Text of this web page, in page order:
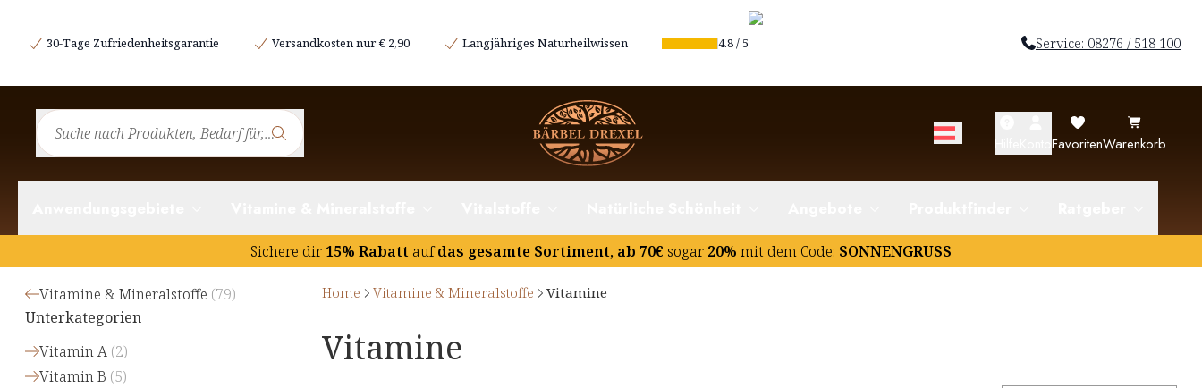
30-Tage Zufriedenheitsgarantie Versandkosten nur € 2,90 Langjähriges Naturheilwissen 4.8/5 Service: 08276 / 518 100
FavoritenWarenkorb
Sichere dir 15% Rabatt aufdas gesamte Sortiment, ab 70€ sogar 20% mit dem Code: SONNENGRUSS
Vitamine & Mineralstoffe (79)
Unterkategorien
Vitamin A (2)
Vitamin B (5)
Home Vitamine & Mineralstoffe Vitamine
Vitamine